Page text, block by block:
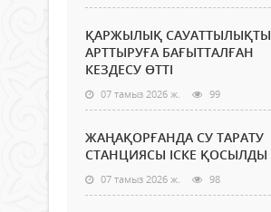
ҚАРЖЫЛЫҚ САУАТТЫЛЫҚТЫ
АРТТЫРУҒА БАҒЫТТАЛҒАН
КЕЗДЕСУ ӨТТІ
07 тамыз 2026 ж. 99
ЖАҢАҚОРҒАНДА СУ ТАРАТУ
СТАНЦИЯСЫ ІСКЕ ҚОСЫЛДЫ
07 тамыз 2026 ж. 98